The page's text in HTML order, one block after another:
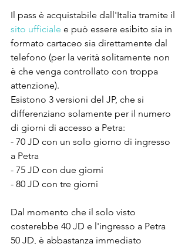
Il pass è acquistabile dall'Italia tramite il
sito ufficiale e può essere esibito sia in
formato cartaceo sia direttamente dal
telefono (per la verità solitamente non
è che venga controllato con troppa
attenzione).
Esistono 3 versioni del JP, che si
differenziano solamente per il numero
di giorni di accesso a Petra:
- 70 JD con un solo giorno di ingresso
a Petra
- 75 JD con due giorni
- 80 JD con tre giorni
Dal momento che il solo visto
costerebbe 40 JD e l'ingresso a Petra
50 JD, è abbastanza immediato